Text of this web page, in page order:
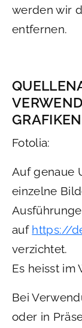
werden wir
entfernen.
Fotolia:
Auf genaue
einzelne
auf https://
verzichtet.
Es heisst im
Bei
oder in